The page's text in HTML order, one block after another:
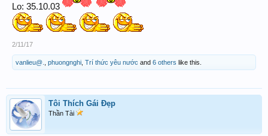
Lo: 35.10.03
2/11/17
vanlieu@. phuongnghi Trí thức yêu nước and 6 others like this.
Tôi Thích Gái Đẹp
Thần Tài